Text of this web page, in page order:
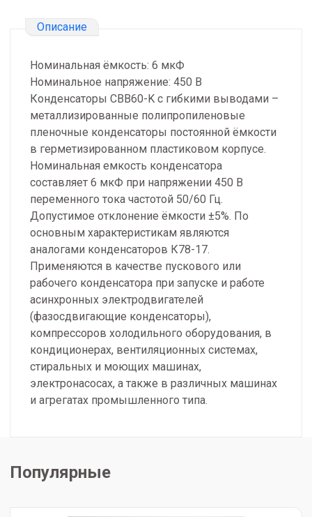
Описание
Номинальная ёмкость: 6 мкФ
Номинальное напряжение: 450 В
Конденсаторы CBB60-K с гибкими выводами –
металлизированные полипропиленовые
пленочные конденсаторы постоянной ёмкости
в герметизированном пластиковом корпусе.
Номинальная емкость конденсатора
составляет 6 мкФ при напряжении 450 В
переменного тока частотой 50/60 Гц.
Допустимое отклонение ёмкости ±5%. По
основным характеристикам являются
аналогами конденсаторов К78-17.
Применяются в качестве пускового или
рабочего конденсатора при запуске и работе
асинхронных электродвигателей
(фазосдвигающие конденсаторы),
компрессоров холодильного оборудования, в
кондиционерах, вентиляционных системах,
стиральных и моющих машинах,
электронасосах, а также в различных машинах
и агрегатах промышленного типа.
Популярные